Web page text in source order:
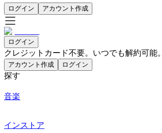
ログイン アカウント作成
ログイン
クレジットカード不要。いつでも解約可能。
アカウント作成 ログイン
探す
音楽
インストア